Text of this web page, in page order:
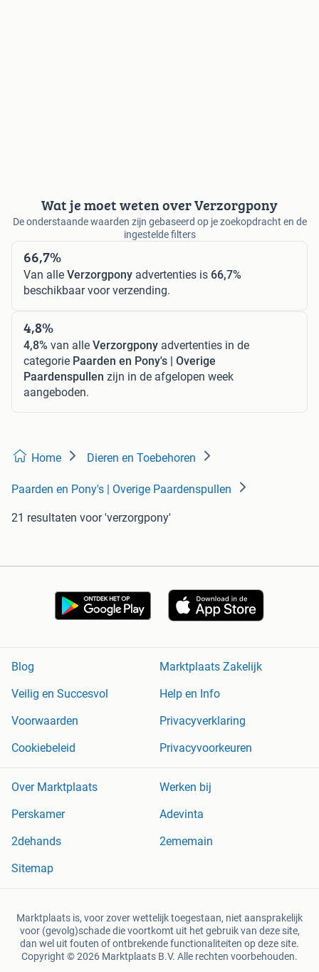
Wat je moet weten over Verzorgpony
De onderstaande waarden zijn gebaseerd op je zoekopdracht en de
ingestelde filters
66,7%
Van alle Verzorgpony advertenties is 66,7%
beschikbaar voor verzending.
4,8%
4,8% van alle Verzorgpony advertenties in de
categorie Paarden en Pony's | Overige
Paardenspullen zijn in de afgelopen week
aangeboden.
Home Dieren en Toebehoren
Paarden en Pony's | Overige Paardenspullen
21 resultaten voor 'verzorgpony'
Blog
Marktplaats Zakelijk
Veilig en Succesvol
Help en Info
Voorwaarden
Privacyverklaring
Cookiebeleid
Privacyvoorkeuren
Over Marktplaats
Werken bij
Perskamer
Adevinta
2dehands
2ememain
Sitemap
Marktplaats is, voor zover wettelijk toegestaan, niet aansprakelijk
voor (gevolg)schade die voortkomt uit het gebruik van deze site,
dan wel uit fouten of ontbrekende functionaliteiten op deze site.
Copyright © 2026 Marktplaats B.V. Alle rechten voorbehouden.